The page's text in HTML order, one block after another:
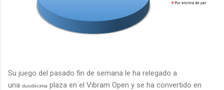
Su juego del pasado fin de semana le ha relegado a
una duodécima plaza en el Vibram Open y se ha convertido en